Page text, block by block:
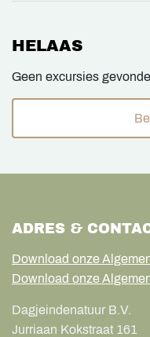
HELAAS
Geen excursies
ADRES &
Download onze
Download onze
Dagjeindenatuur B.V.
Jurriaan Kokstraat 161